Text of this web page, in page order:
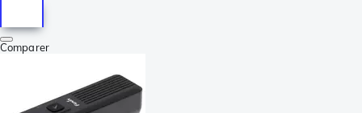
Comparer